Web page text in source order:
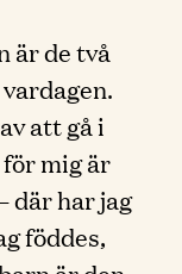
är de två
att gå i
mig är
där har jag
föddes,